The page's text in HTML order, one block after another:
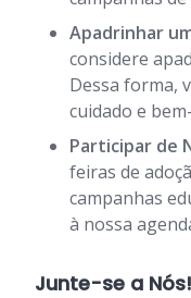
Apadrinhar
considere
Dessa forma,
cuidado e
Participar de
feiras de
campanhas
à nossa
Junte-se a Nós!